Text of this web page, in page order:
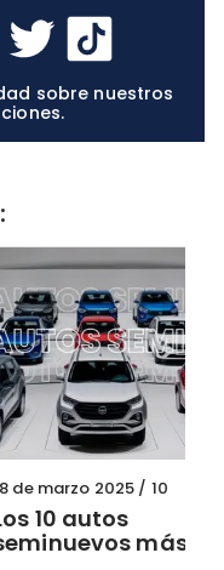
sobre nuestros
de marzo 2025 / 10
10 autos
más